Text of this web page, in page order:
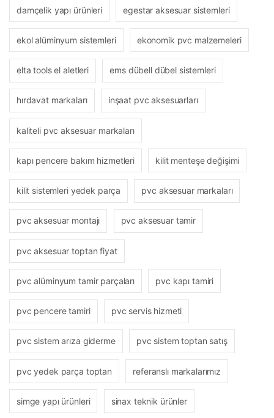
damçelik yapı ürünleri egestar aksesuar sistemleri
ekol alüminyum sistemleri ekonomik pvc malzemeleri
elta tools el aletleri ems dübell dübel sistemleri
hırdavat markaları inşaat pvc aksesuarları
kaliteli pvc aksesuar markaları
kapı pencere bakım hizmetleri kilit menteşe değişimi
kilit sistemleri yedek parça pvc aksesuar markaları
pvc aksesuar montajı pvc aksesuar tamir
pvc aksesuar toptan fiyat
pvc alüminyum tamir parçaları pvc kapı tamiri
pvc pencere tamiri pvc servis hizmeti
pvc sistem arıza giderme pvc sistem toptan satış
pvc yedek parça toptan referanslı markalarımız
simge yapı ürünleri sinax teknik ürünler